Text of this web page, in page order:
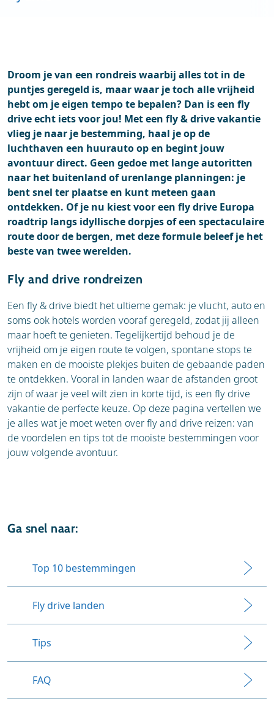
Droom je van een rondreis waarbij alles tot in de
puntjes geregeld is, maar waar je toch alle vrijheid
hebt om je eigen tempo te bepalen? Dan is een fly
drive echt iets voor jou! Met een fly & drive vakantie
vlieg je naar je bestemming, haal je op de
luchthaven een huurauto op en begint jouw
avontuur direct. Geen gedoe met lange autoritten
naar het buitenland of urenlange planningen: je
bent snel ter plaatse en kunt meteen gaan
ontdekken. Of je nu kiest voor een fly drive Europa
roadtrip langs idyllische dorpjes of een spectaculaire
route door de bergen, met deze formule beleef je het
beste van twee werelden.
Fly and drive rondreizen
Een fly & drive biedt het ultieme gemak: je vlucht, auto en
soms ook hotels worden vooraf geregeld, zodat jij alleen
maar hoeft te genieten. Tegelijkertijd behoud je de
vrijheid om je eigen route te volgen, spontane stops te
maken en de mooiste plekjes buiten de gebaande paden
te ontdekken. Vooral in landen waar de afstanden groot
zijn of waar je veel wilt zien in korte tijd, is een fly drive
vakantie de perfecte keuze. Op deze pagina vertellen we
je alles wat je moet weten over fly and drive reizen: van
de voordelen en tips tot de mooiste bestemmingen voor
jouw volgende avontuur.
Ga snel naar:
Top 10 bestemmingen
Fly drive landen
Tips
FAQ